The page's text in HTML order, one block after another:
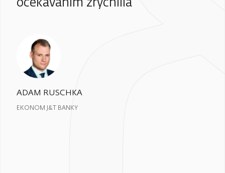
ADAM RUSCHKA
EKONOM J&T BANKY